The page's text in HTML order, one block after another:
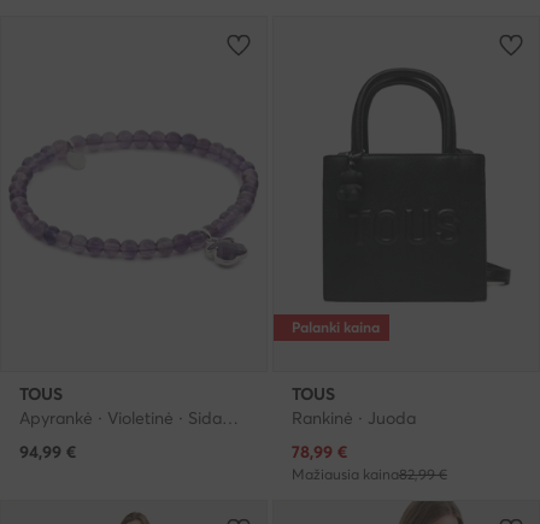
TOUS
94,99 €
Palanki kaina
TOUS
Rankinė · Juoda
Dabartinė kaina
78,99 €
Mažiausia kaina82,99 €